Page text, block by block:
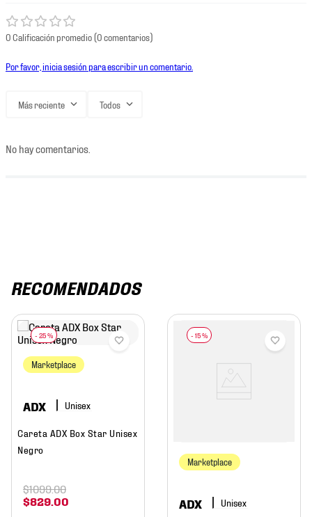
0 Calificación promedio(0 comentarios)
Por favor, inicia sesión para escribir un comentario.
Más reciente Todos
No hay comentarios.
RECOMENDADOS
- 25 %
Marketplace
ADX
Careta ADX Box Star Unisex
Negro
$829.00
$1099.00
- 15 %
Marketplace
ADX